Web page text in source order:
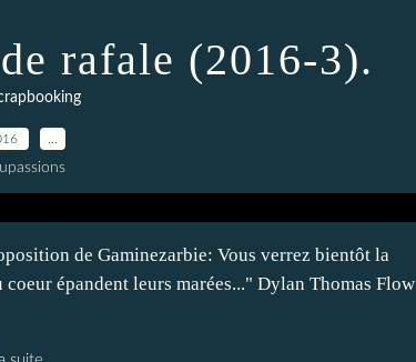
rafale (2016-3).
de Gaminezarbie: Vous verrez bientôt la
épandent leurs marées..." Dylan Thomas Flow